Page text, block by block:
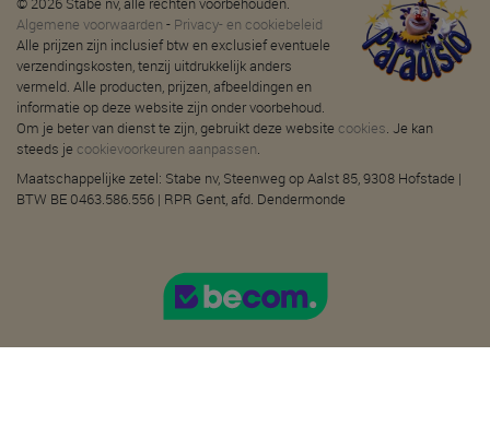
© 2026 Stabe nv, alle rechten voorbehouden.
Algemene voorwaarden - Privacy- en cookiebeleid
Alle prijzen zijn inclusief btw en exclusief eventuele
verzendingskosten, tenzij uitdrukkelijk anders
vermeld. Alle producten, prijzen, afbeeldingen en
informatie op deze website zijn onder voorbehoud.
Om je beter van dienst te zijn, gebruikt deze website cookies. Je kan
steeds je cookievoorkeuren aanpassen.
Maatschappelijke zetel: Stabe nv, Steenweg op Aalst 85, 9308 Hofstade |
BTW BE 0463.586.556 | RPR Gent, afd. Dendermonde